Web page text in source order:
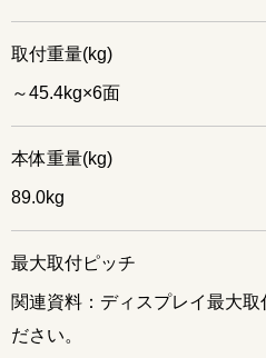
取付重量(kg)
～45.4kg×6面
本体重量(kg)
89.0kg
最大取付ピッチ
関連資料：ディスプレイ最大取
ださい。